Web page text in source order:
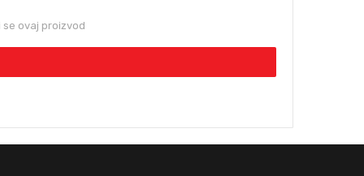
ovaj proizvod